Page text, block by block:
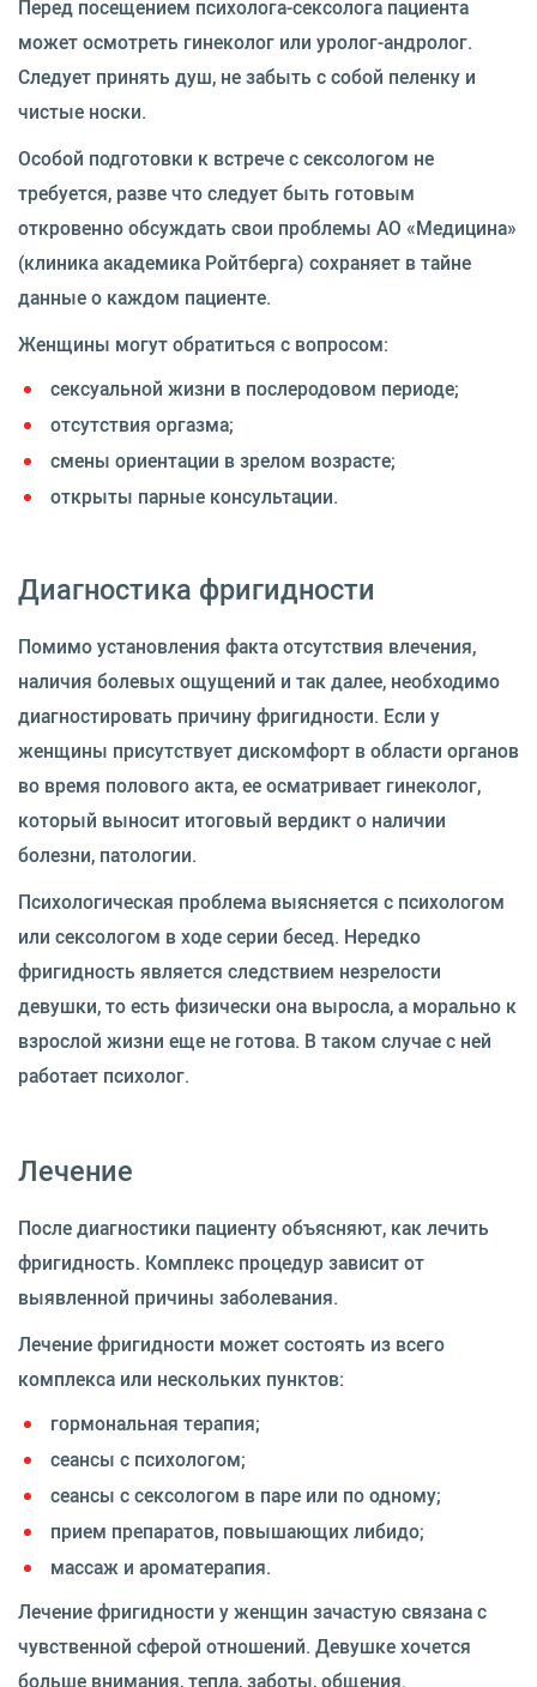
Перед посещением психолога-сексолога пациента
может осмотреть гинеколог или уролог-андролог.
Следует принять душ, не забыть с собой пеленку и
чистые носки.
Особой подготовки к встрече с сексологом не
требуется, разве что следует быть готовым
откровенно обсуждать свои проблемы АО «Медицина»
(клиника академика Ройтберга) сохраняет в тайне
данные о каждом пациенте.
Женщины могут обратиться с вопросом:
сексуальной жизни в послеродовом периоде;
отсутствия оргазма;
смены ориентации в зрелом возрасте;
открыты парные консультации.
Диагностика фригидности
Помимо установления факта отсутствия влечения,
наличия болевых ощущений и так далее, необходимо
диагностировать причину фригидности. Если у
женщины присутствует дискомфорт в области органов
во время полового акта, ее осматривает гинеколог,
который выносит итоговый вердикт о наличии
болезни, патологии.
Психологическая проблема выясняется с психологом
или сексологом в ходе серии бесед. Нередко
фригидность является следствием незрелости
девушки, то есть физически она выросла, а морально к
взрослой жизни еще не готова. В таком случае с ней
работает психолог.
Лечение
После диагностики пациенту объясняют, как лечить
фригидность. Комплекс процедур зависит от
выявленной причины заболевания.
Лечение фригидности может состоять из всего
комплекса или нескольких пунктов:
гормональная терапия;
сеансы с психологом;
сеансы с сексологом в паре или по одному;
прием препаратов, повышающих либидо;
массаж и ароматерапия.
Лечение фригидности у женщин зачастую связана с
чувственной сферой отношений. Девушке хочется
больше внимания, тепла, заботы, общения.